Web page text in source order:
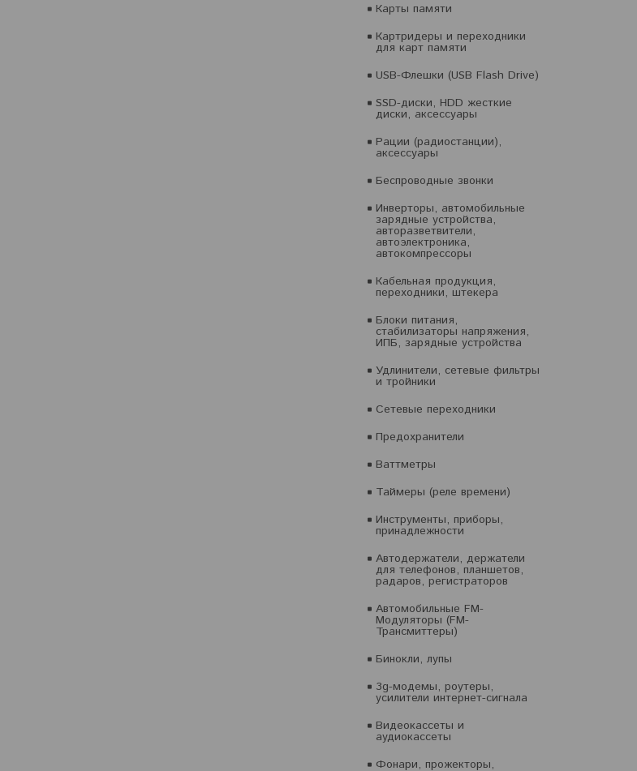
Карты памяти
Картридеры и переходники
для карт памяти
USB-Флешки (USB Flash Drive)
SSD-диски, HDD жесткие
диски, аксессуары
Рации (радиостанции),
аксессуары
Беспроводные звонки
Инверторы, автомобильные
зарядные устройства,
авторазветвители,
автоэлектроника,
автокомпрессоры
Кабельная продукция,
переходники, штекера
Блоки питания,
стабилизаторы напряжения,
ИПБ, зарядные устройства
Удлинители, сетевые фильтры
и тройники
Сетевые переходники
Предохранители
Ваттметры
Таймеры (реле времени)
Инструменты, приборы,
принадлежности
Автодержатели, держатели
для телефонов, планшетов,
радаров, регистраторов
Автомобильные FM-
Модуляторы (FM-
Трансмиттеры)
Бинокли, лупы
3g-модемы, роутеры,
усилители интернет-сигнала
Видеокассеты и
аудиокассеты
Фонари, прожекторы,